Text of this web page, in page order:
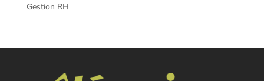
Gestion RH